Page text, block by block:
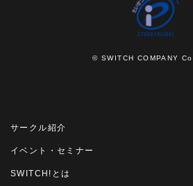
© SWITCH COMPANY
サークル紹介
イベント・セミナー
SWITCH!とは